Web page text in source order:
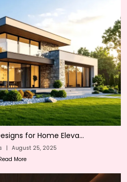
for Home Eleva...
| August 25, 2025
More